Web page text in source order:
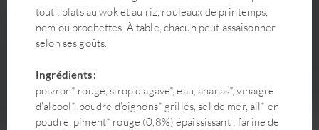
tout : plats au wok et au riz, rouleaux de printemps,
nem ou brochettes. À table, chacun peut assaisonner
selon ses goûts.
Ingrédients:
poivron* rouge, sirop d'agave*, eau, ananas*, vinaigre
d'alcool*, poudre d'oignons* grillés, sel de mer, ail* en
poudre, piment* rouge (0,8%) épaississant : farine de